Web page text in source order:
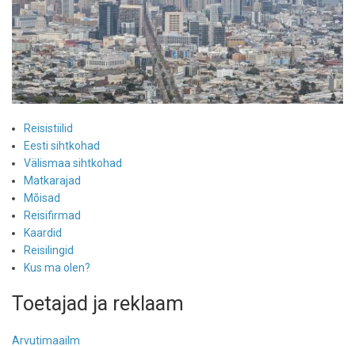
Reisistiilid
Eesti sihtkohad
Välismaa sihtkohad
Matkarajad
Mõisad
Reisifirmad
Kaardid
Reisilingid
Kus ma olen?
Toetajad ja reklaam
Arvutimaailm